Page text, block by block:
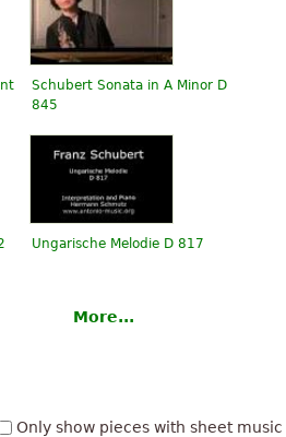
Schubert Sonata in A Minor D
845
Ungarische Melodie D 817
More...
Only show pieces with sheet music